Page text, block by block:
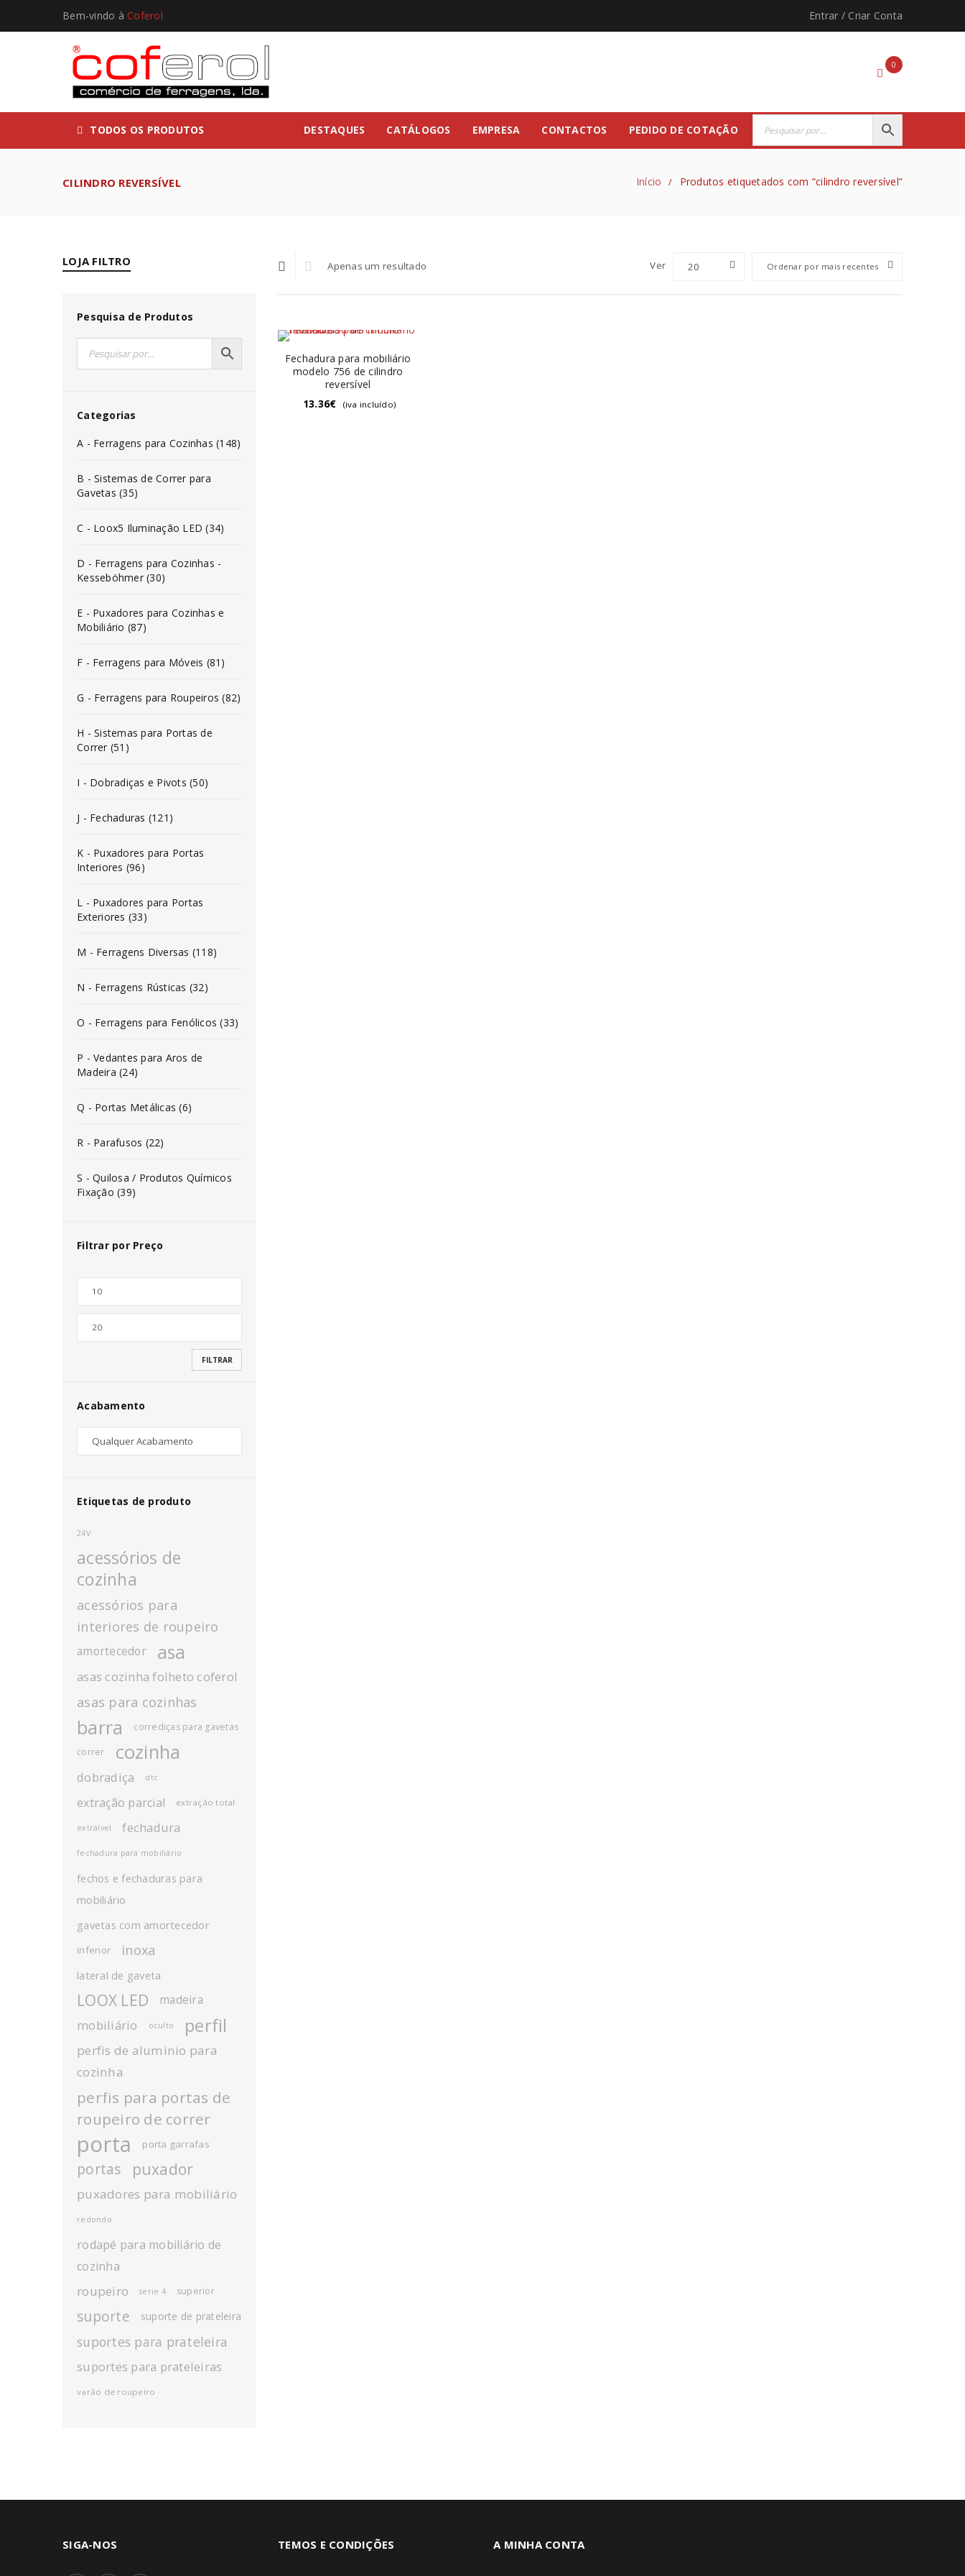
*
INICIAR SESSÃO
Bem-vindo à Coferol Entrar / Criar Conta
0
TODOS OS PRODUTOS DESTAQUES CATÁLOGOS EMPRESA CONTACTOS PEDIDO DE COTAÇÃO
CILINDRO REVERSÍVEL Início / Produtos etiquetados com “cilindro reversível”
LOJA FILTRO
Pesquisa de Produtos
Categorias
A - Ferragens para Cozinhas (148)
B - Sistemas de Correr para
Gavetas (35)
C - Loox5 Iluminação LED (34)
D - Ferragens para Cozinhas -
Kesseböhmer (30)
E - Puxadores para Cozinhas e
Mobiliário (87)
F - Ferragens para Móveis (81)
G - Ferragens para Roupeiros (82)
H - Sistemas para Portas de
Correr (51)
I - Dobradiças e Pivots (50)
J - Fechaduras (121)
K - Puxadores para Portas
Interiores (96)
L - Puxadores para Portas
Exteriores (33)
M - Ferragens Diversas (118)
N - Ferragens Rústicas (32)
O - Ferragens para Fenólicos (33)
P - Vedantes para Aros de
Madeira (24)
Q - Portas Metálicas (6)
R - Parafusos (22)
S - Quilosa / Produtos Químicos
Fixação (39)
Filtrar por Preço
FILTRAR
Acabamento
Etiquetas de produto
24V
acessórios de
cozinha
acessórios para
interiores de roupeiro
amortecedor asa
asas cozinha folheto coferol
asas para cozinhas
barra corrediças para gavetas
correr cozinha
dobradiça dtc
extração parcial extração total
extraível fechadura
fechadura para mobiliário
fechos e fechaduras para
mobiliário
gavetas com amortecedor
inferior inoxa
lateral de gaveta
LOOX LED madeira
mobiliário oculto perfil
perfis de aluminio para
cozinha
perfis para portas de
roupeiro de correr
porta porta garrafas
portas puxador
puxadores para mobiliário
redondo
rodapé para mobiliário de
cozinha
roupeiro serie 4 superior
suporte suporte de prateleira
suportes para prateleira
suportes para prateleiras
varão de roupeiro
Apenas um resultado Ordenar por mais recentes
Ver 20
Fechadura para mobiliário
modelo 756 de cilindro
reversível
13.36€ (iva incluído)
SIGA-NOS TEMOS E CONDIÇÕES A MINHA CONTA